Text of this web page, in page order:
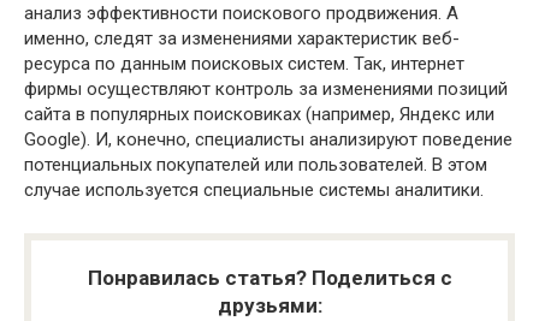
анализ эффективности поискового продвижения. А
именно, следят за изменениями характеристик веб-
ресурса по данным поисковых систем. Так, интернет
фирмы осуществляют контроль за изменениями позиций
сайта в популярных поисковиках (например, Яндекс или
Google). И, конечно, специалисты анализируют поведение
потенциальных покупателей или пользователей. В этом
случае используется специальные системы аналитики.
Понравилась статья? Поделиться с
друзьями: